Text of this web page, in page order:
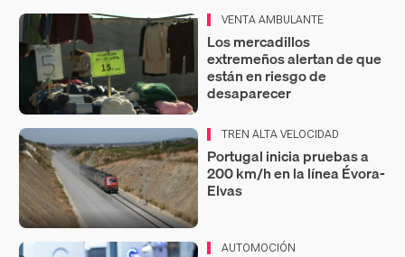
VENTA AMBULANTE
Los mercadillos
extremeños alertan de que
están en riesgo de
desaparecer
TREN ALTA VELOCIDAD
Portugal inicia pruebas a
200 km/h en la línea Évora-
Elvas
AUTOMOCIÓN